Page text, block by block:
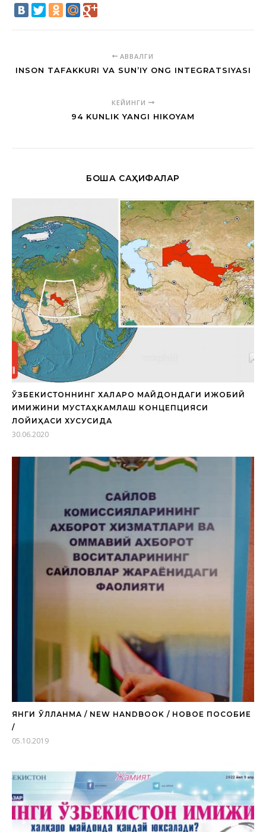
АВВАЛГИ
INSON TAFAKKURI VA SUN’IY ONG INTEGRATSIYASI
КЕЙИНГИ
94 KUNLIK YANGI HIKOYAM
БОШҚА САҲИФАЛАР
ЎЗБЕКИСТОННИНГ ХАЛҚАРО МАЙДОНДАГИ ИЖОБИЙ
ИМИЖИНИ МУСТАҲКАМЛАШ КОНЦЕПЦИЯСИ
ЛОЙИҲАСИ ХУСУСИДА
30.06.2020
ЯНГИ ҚЎЛЛАНМА / NEW HANDBOOK / НОВОЕ ПОСОБИЕ
/
05.10.2019